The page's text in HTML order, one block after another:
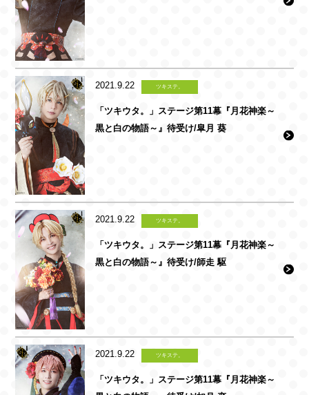
2021.9.22 ツキステ。
「ツキウタ。」ステージ第11幕『月花神楽～
黒と白の物語～』待受け/皐月 葵
2021.9.22 ツキステ。
「ツキウタ。」ステージ第11幕『月花神楽～
黒と白の物語～』待受け/師走 駆
2021.9.22 ツキステ。
「ツキウタ。」ステージ第11幕『月花神楽～